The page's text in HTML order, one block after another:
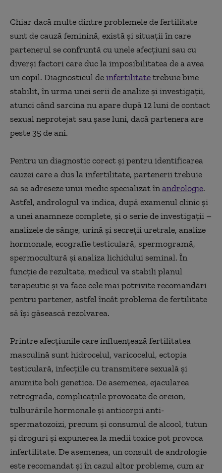
Chiar dacă multe dintre problemele de fertilitate
sunt de cauză feminină, există și situații în care
partenerul se confruntă cu unele afecțiuni sau cu
diverși factori care duc la imposibilitatea de a avea
un copil. Diagnosticul deinfertilitatetrebuie bine
stabilit, în urma unei serii de analize și investigații,
atunci când sarcina nu apare după 12 luni de contact
sexual neprotejat sau șase luni, dacă partenera are
peste 35 de ani.
Pentru un diagnostic corect și pentru identificarea
cauzei care a dus la infertilitate, partenerii trebuie
să se adreseze unui medic specializat înandrologie.
Astfel, andrologul va indica, după examenul clinic și
a unei anamneze complete, și o serie de investigații –
analizele de sânge, urină și secreții uretrale, analize
hormonale, ecografie testiculară, spermogramă,
spermocultură și analiza lichidului seminal. În
funcție de rezultate, medicul va stabili planul
terapeutic și va face cele mai potrivite recomandări
pentru partener, astfel încât problema de fertilitate
să își găsească rezolvarea.
Printre afecțiunile care influențează fertilitatea
masculină sunt hidrocelul, varicocelul, ectopia
testiculară, infecțiile cu transmitere sexuală și
anumite boli genetice. De asemenea, ejacularea
retrogradă, complicațiile provocate de oreion,
tulburările hormonale și anticorpii anti-
spermatozoizi, precum și consumul de alcool, tutun
și droguri și expunerea la medii toxice pot provoca
infertilitate. De asemenea, un consult de andrologie
este recomandat și în cazul altor probleme, cum ar